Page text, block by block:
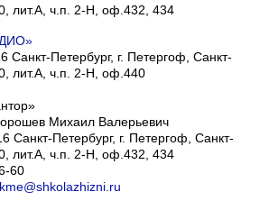
лит.А, ч.п. 2-Н, оф.432, 434
Санкт-Петербург, г. Петергоф, Санкт-
лит.А, ч.п. 2-Н, оф.440
Михаил Валерьевич
Санкт-Петербург, г. Петергоф Санкт-
лит.А, ч.п. 2-Н, оф.432, 434
60